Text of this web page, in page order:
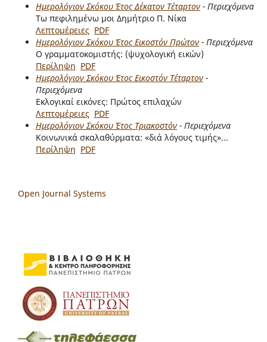
Ημερολόγιον Σκόκου Έτος Δέκατον Τέταρτον- Περιεχόμενα
Τω πεφιλημένω μοι Δημήτριο Π. Νίκα
Λεπτομέρειες PDF
Ημερολόγιον Σκόκου Έτος Εικοστόν Πρώτον- Περιεχόμενα
Ο γραμματοκομιστής: (ψυχολογική εικών)
Περίληψη PDF
Ημερολόγιον Σκόκου Έτος Εικοστόν Τέταρτον-
Περιεχόμενα
Εκλογικαί εικόνες: Πρώτος επιλαχών
Λεπτομέρειες PDF
Ημερολόγιον Σκόκου Έτος Τριακοστόν- Περιεχόμενα
Κοινωνικά σκαλαθύρματα: «διά λόγους τιμής»...
Περίληψη PDF
Open Journal Systems